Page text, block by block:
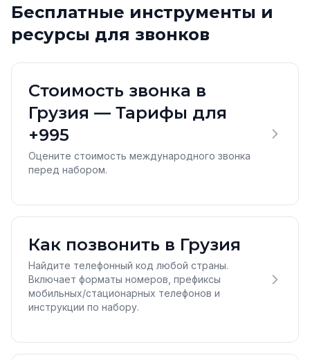
Бесплатные инструменты и
ресурсы для звонков
Стоимость звонка в
Грузия — Тарифы для
+995
Оцените стоимость международного звонка
перед набором.
Как позвонить в Грузия
Найдите телефонный код любой страны.
Включает форматы номеров, префиксы
мобильных/стационарных телефонов и
инструкции по набору.